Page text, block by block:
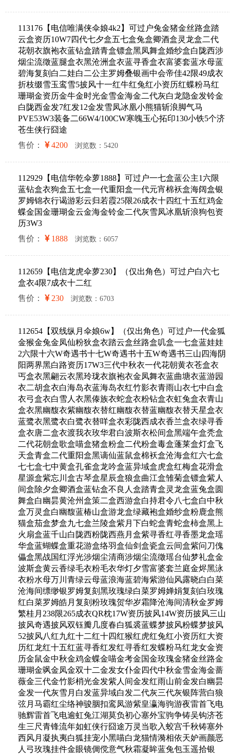
113176【电信唯满侠伞娘4k2】可过户兔金猪金丝路盒踏
云盒资历10W7四代七夕盒五七盒兔盒卿酒盒灵龙盒二代
花朝衣旗袍衣蓝钻盒踏青盒镖盒黑凤舞盒婚纱盒白陇西涉
烟尘流徵蓝腿盒衣黑沧洲盒衣蓝寻香盒衣富婆套蓝水母蓝
碧海复刻白二娃白二公主罗姆叠银画中会帝佳42限49成衣
折枝缀雪玉鸾雪5披风十一红牛红兔红小资历红蝶粉马红
珊瑚金资历金牛金时光金雪金海金二代灰白龙隐金发铃金
白陇西金发7红发12金发雪凤冰凰小熊猫斩浪脚气马
PVE53W3装备二66W4/100CW寒魄玉心拓印130小铁5个济
苍生侠行囧途
售价：
4200 浏览数：5420
112929【电信华乾伞萝1888】可过户一七盒蓝公主1六限
蓝钻盒衣狗盒五七盒一代重阳盒一代元宵棉袄盒海阔盒银
罗姆锦衣行谒游彩云归若霞25限26成衣十四红十五红鸡金
蝶金国金珊瑚金云金海金铃金二代灰雪凤冰凰斩浪狗包资
历3W3
售价：
1888 浏览数：6057
112659【电信龙虎伞萝230】（仅出角色）可过户白六七
盒衣4限7成衣十二红
售价：
230 浏览数：6703
112654【双线纵月伞娘6w】（仅出角色）可过户一代金狐
金猴金兔金凤仙粉狄盒衣踏云盒丝路盒叽盒一七盒蓝娃娃
2六限十六W奇遇书十七W奇遇书十五W奇遇书三山四海阴
阳两界黑白路资历17W3三代中秋衣一代花朝黄衣苍盒衣
丐盒衣黑翩云衣黑玲珑衣旗袍衣金凤舞衣蓝曲塘衣蓝游园
衣二胡盒衣白海岛衣蓝海岛衣红竹影衣青雨山衣七中白盒
衣弓盒衣白雪人衣黑傣族衣蛇盒衣粉钻盒衣虹兔盒衣青山
盒衣黑幽馥衣紫幽馥衣替红幽馥衣替蓝幽馥衣替天星盒衣
蓝鹭衣黑鹭衣白鹭衣替咩盒衣彩陇西成衣香兰盒衣绿寻香
盒衣唐二盒衣渡我衣玫华君白波斯衣松间盒黑端午盒秃盒
二代花朝盒歌盒喵盒猪盒粉盒二代粉盒毒盒蓬莱盒灯盒飞
天盒青盒二代重阳盒黑谪仙蓝鼠盒棉袄盒沧海盒红六七盒
七七盒七中黄盒孔雀盒龙吟盒蓝异域盒虎盒红梅盒花滑盒
星源盒紫忘川盒古琴盒星辰盒狼盒曲江盒雏菊盒镖盒紫人
间盒除夕盒卿酒盒蓝钻盒不良人盒踏青盒灵龙盒蓝兔盒圆
舞盒白幽昙黄沧州盒策二盒西游盒白持君令八七盒白中秋
盒万灵盒白幽馥蓝椿山盒游龙盒绿藏袍盒婚纱盒粉鹿盒熊
猫盒茄盒梦盒九七盒兰陵盒紫月下白蛇盒青蛇盒柿盒黑上
火扇盒蓝千山白陇西粉陇西燕月盒紫寻香红寻香墨龙盒瑶
华盒蓝蝴蝶盒重花游盒络羽盒仙剑盒瓷盒云间盒紫问刀傀
儡盒黑战国红浮光涉烟尘清商涉烟尘流徵瑶台仙梦礼盒金
波斯盒黄云香绿毛衣粉毛衣华灯夕雪富婆套兰庭金烬黑泳
衣粉水母万川青绿云母蓝浪海蓝碧海紫游仙风露晓白白菜
沧海间缥缈银罗姆复刻黑玫瑰绿白菜罗姆婵娟复刻白玫瑰
红白菜罗姆皓月复刻粉玫瑰贺华岁霜降沧海间清秋金罗姆
繁桂月238限265成衣QR枕17W资历披风14W资历披风三山
披风奇遇披风双钰瓣几度春白狐裘蓝蝶梦披风粉蝶梦披风
52披风八红九红十二红十四红猴红虎红兔红小资历红大资
历红龙红十五红蓝寻香红发红寻香红发蝶粉马红龙女金资
历金鼠金中秋金鸡金蝶金喵金考金国金玫瑰金猪金丝路金
珊瑚金飒金凤金双十二金发女仆金四代中秋金雪金海金蔷
薇金三代金竹影梢光金发紫人间金发红雨山前金发白幽昙
金发一代灰雪月白发蓝异域白发二代灰三代灰银阵营白狼
弦月马霸红尘络神骏胭扣鸾凤游紫皇瀛海驹游夜雷首飞电
驰辉雷首飞电逾虹兔江湖莫负初心塞外宝驹争铸吴钩济苍
生三尺青锋流年如虹侠行囧途万灵当歌入蛟宫千秋铸塞外
西风月凝执夷白狐挂宠小黑喵白龙猫情漪相依天妒画颜恶
人弓玫瑰挂件金眼镜倜傥意气秋霜凝眸蓝兔包玉遥拾银